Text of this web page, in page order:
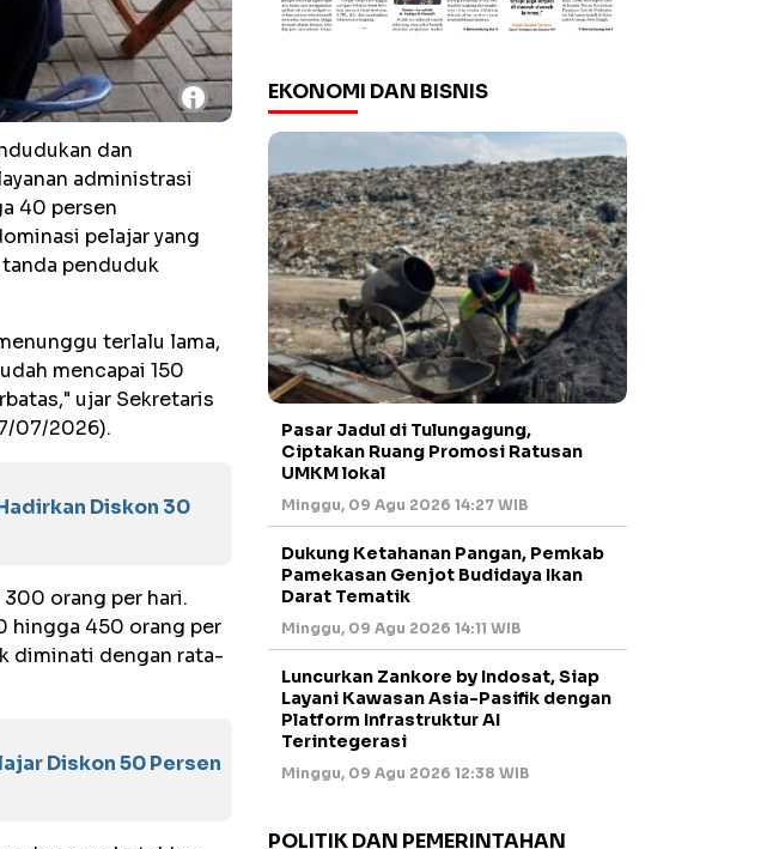
i
dan
administrasi
40 persen
pelajar yang
penduduk
terlalu lama,
mencapai 150
ujar Sekretaris
07/2026).
Diskon 30
orang per hari.
hingga 450 orang per
diminati dengan rata-
Diskon 50 Persen
EKONOMI DAN BISNIS
Pasar Jadul di Tulungagung,
Ciptakan Ruang Promosi Ratusan
UMKM lokal
Minggu, 09 Agu 2026 14:27 WIB
Dukung Ketahanan Pangan, Pemkab
Pamekasan Genjot Budidaya Ikan
Darat Tematik
Minggu, 09 Agu 2026 14:11 WIB
Luncurkan Zankore by Indosat, Siap
Layani Kawasan Asia-Pasifik dengan
Platform Infrastruktur AI
Terintegerasi
Minggu, 09 Agu 2026 12:38 WIB
POLITIK DAN PEMERINTAHAN